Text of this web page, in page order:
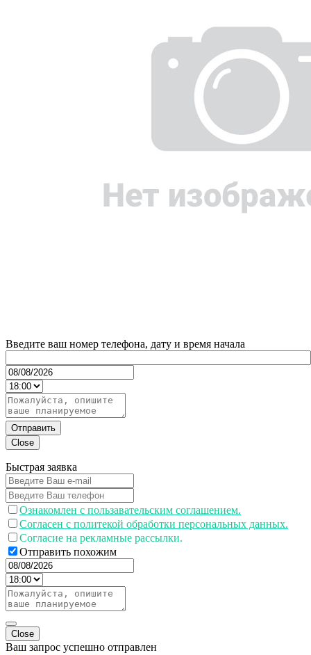
Введите ваш номер телефона, дату и время начала
Отправить
Close
Быстрая заявка
Ознакомлен с пользавательским соглашением.
Согласен с политекой обработки персональных данных.
Согласие на рекламные рассылки.
Отправить похожим
Close
Ваш запрос успешно отправлен